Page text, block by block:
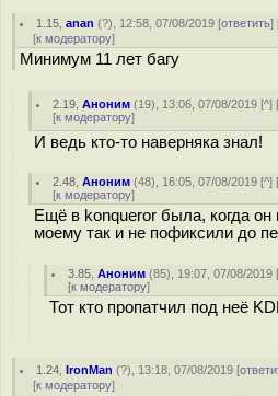
1.15 ,anan (?), 12:58, 07/08/2019 [ответить]
[к модератору]
Минимум 11 лет багу
2.19 ,Аноним (19), 13:06, 07/08/2019 [^]
[к модератору]
И ведь кто-то наверняка знал!
2.48 ,Аноним (48), 16:05, 07/08/2019 [^]
[к модератору]
Ещё в konqueror была, когда он
моему так и не пофиксили до
3.85 ,Аноним (85), 19:07, 07/08/2019
[к модератору]
Тот кто пропатчил под неё
1.24 ,IronMan (?), 13:18, 07/08/2019 [
[к модератору]